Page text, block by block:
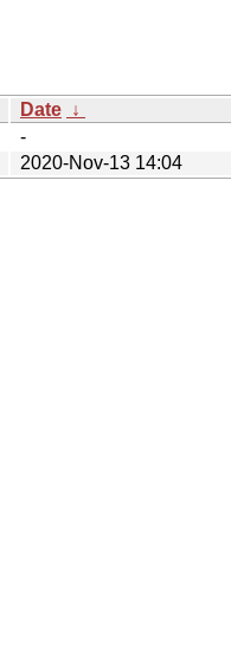
Date ↓
-
2020-Nov-13 14:04